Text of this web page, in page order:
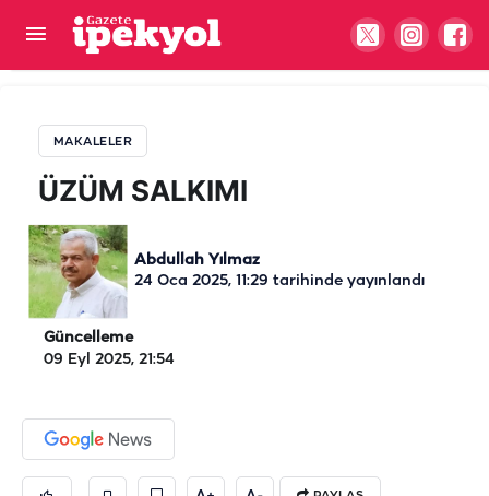
MAKALELER
ÜZÜM SALKIMI
Abdullah Yılmaz
24 Oca 2025, 11:29 tarihinde yayınlandı
Güncelleme
09 Eyl 2025, 21:54
ÜZÜM SALKIMI